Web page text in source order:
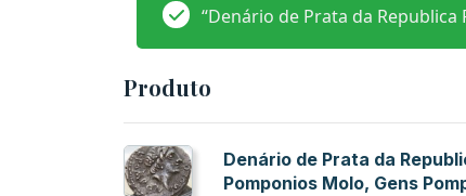
“Denário de Prata da
Produto
Denário de Prata da
Pomponios Molo, Gens